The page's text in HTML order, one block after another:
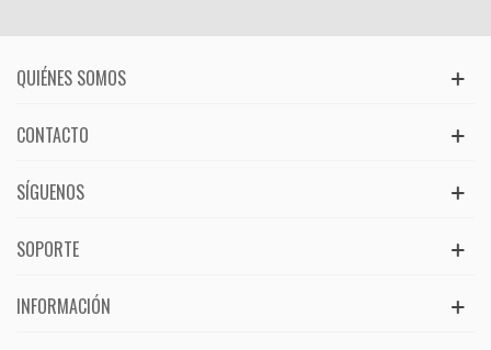
QUIÉNES SOMOS
CONTACTO
SÍGUENOS
SOPORTE
INFORMACIÓN